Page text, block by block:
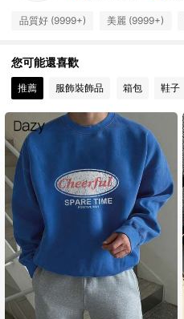
295K 追蹤者
4.91 295K 追蹤者
4.91 295K 追蹤者
4.91 295K 追蹤者
4.91 295K 追蹤者
4.91 295K 追蹤者
品質好 (9999+) 美麗 (9999+)
您可能還喜歡
推薦 服飾裝飾品 箱包 鞋子